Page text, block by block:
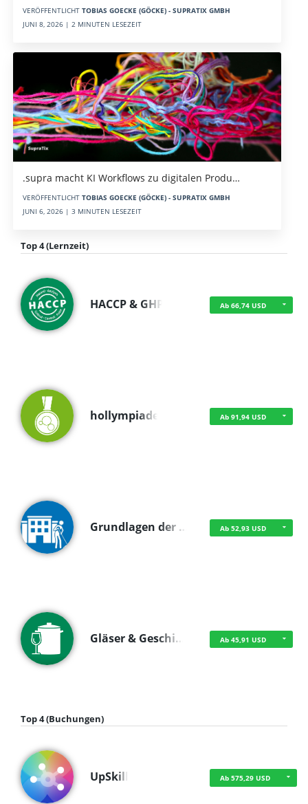
VERÖFFENTLICHT TOBIAS GOECKE (GÖCKE) - SUPRATIX GMBH
JUNI 8, 2026 | 2 MINUTEN LESEZEIT
.supra macht KI Workflows zu digitalen Produ…
VERÖFFENTLICHT TOBIAS GOECKE (GÖCKE) - SUPRATIX GMBH
JUNI 6, 2026 | 3 MINUTEN LESEZEIT
Top 4 (Lernzeit)
HACCP & GHP Ab 66,74 USD
hollympiade Ab 91,94 USD
Grundlagen der … Ab 52,93 USD
Gläser & Geschi… Ab 45,91 USD
Top 4 (Buchungen)
UpSkill Ab 575,29 USD